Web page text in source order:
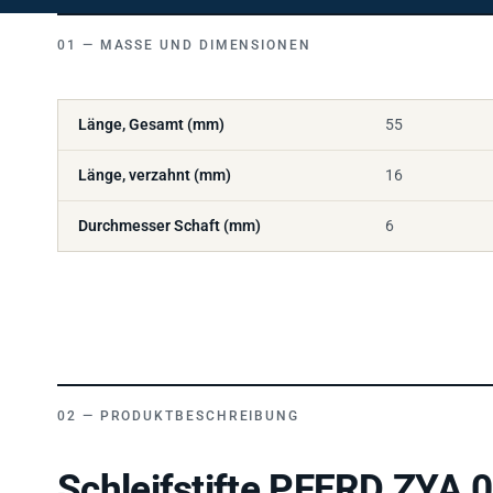
MASSE UND DIMENSIONEN
Länge, Gesamt (mm) 55
Länge, verzahnt (mm) 16
Durchmesser Schaft (mm) 6
PRODUKTBESCHREIBUNG
Schleifstifte PFERD ZYA